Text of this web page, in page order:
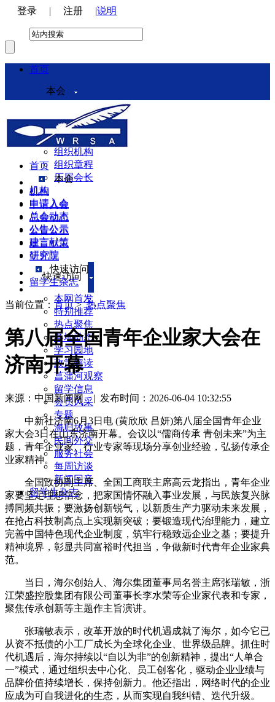
登录 | 注册 |说明
首页
本会
本会介绍
领导机构
理事会
组织机构
组织章程
历届会长
机构
申请入会
总会动态
公告公示
建言献策
研究院
快速访问
本网首发
特别推荐
热点聚焦
各地动态
学习园地
政策解读
菖蒲河观察
留学信息
会员风采
专题
海归故事
民间外交
服务社会
每周访谈
新闻回音
留学生杂志
首页
本会
机构
申请入会
总会动态
公告公示
建言献策
研究院
快速访问
留学生杂志
当前位置： 首页>热点聚焦
第八届全国青年企业家大会在
济南开幕
来源：中国新闻网 | 发布时间：2026-06-04 10:32:55
中新社济南6月3日电 (黄欣欣 吕妍)第八届全国青年企业
家大会3日在山东济南开幕。会议以“儒商传承 青创未来”为主
题，青年企业家、行业专家等现场分享创业经验，弘扬传承企
业家精神。
全国政协副主席、全国工商联主席高云龙指出，青年企业
家要坚定理想信念，把家国情怀融入事业发展，与民族复兴脉
搏同频共振；要激扬创新锐气，以新质生产力驱动未来发展，
在抢占科技制高点上实现新突破；要锻造现代治理能力，建立
完善中国特色现代企业制度，筑牢行稳致远企业之基；要提升
精神境界，彰显共同富裕时代担当，争做新时代青年企业家典
范。
当日，海尔创始人、海尔集团董事局名誉主席张瑞敏，浙
江荣盛控股集团有限公司董事长李水荣等企业家代表和专家，
聚焦传承创新等主题作主旨演讲。
张瑞敏表示，改革开放的时代机遇成就了海尔，如今它已
从资不抵债的小工厂成长为全球化企业、世界级品牌。抓住时
代机遇后，海尔持续以“自以为非”的创新精神，提出“人单合
一”模式，通过组织去中心化、员工创客化，驱动企业业绩与
品牌价值持续增长，保持创新力。他还指出，网络时代的企业
应成为可自我进化的生态，从而实现自我纠错、迭代升级。